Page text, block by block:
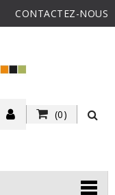
CONTACTEZ-NOUS
(0)